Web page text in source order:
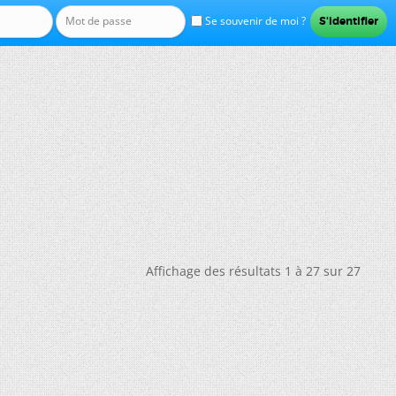
Se souvenir de moi ?
Affichage des résultats 1 à 27 sur 27